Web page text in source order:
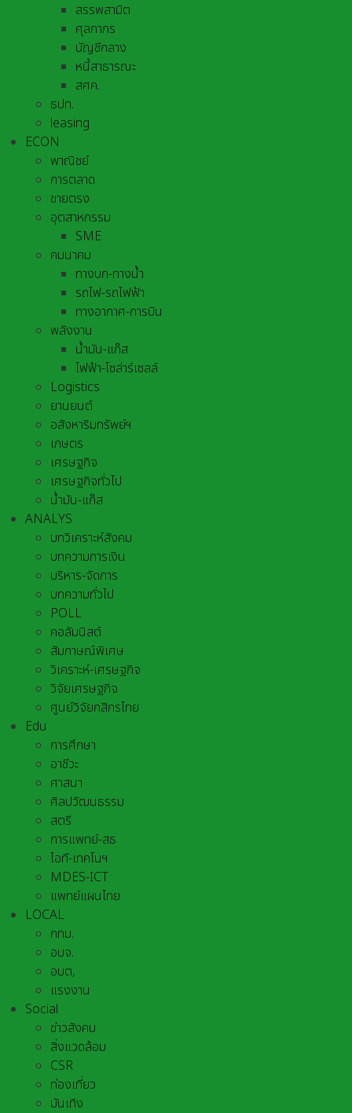
สรรพสามิต
ศุลกากร
บัญชีกลาง
หนี้สาธารณะ
สศค.
ธปท.
leasing
ECON
พาณิชย์
การตลาด
ขายตรง
อุตสาหกรรม
SME
คมนาคม
ทางบก-ทางน้ำ
รถไฟ-รถไฟฟ้า
ทางอากาศ-การบิน
พลังงาน
น้ำมัน-แก๊ส
ไฟฟ้า-โซล่าร์เซลล์
Logistics
ยานยนต์
อสังหาริมทรัพย์ฯ
เกษตร
เศรษฐกิจ
เศรษฐกิจทั่วไป
น้ำมัน-แก๊ส
ANALYS
บทวิเคราะห์สังคม
บทความการเงิน
บริหาร-จัดการ
บทความทั่วไป
POLL
คอลัมนิสต์
สัมภาษณ์พิเศษ
วิเคราะห์-เศรษฐกิจ
วิจัยเศรษฐกิจ
ศูนย์วิจัยกสิกรไทย
Edu
การศึกษา
อาชีวะ
ศาสนา
ศิลปวัฒนธรรม
สตรี
การแพทย์-สธ
ไอที-เทคโนฯ
MDES-ICT
แพทย์แผนไทย
LOCAL
กทม.
อบจ.
อบต,
แรงงาน
Social
ข่าวสังคม
สิ่งแวดล้อม
CSR
ท่องเที่ยว
บันเทิง